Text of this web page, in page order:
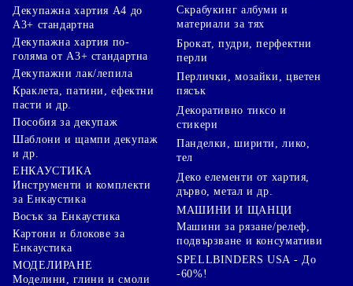
Декупажна хартия А4 до
А3+ стандартна
Декупажна хартия по-
голяма от А3+ стандартна
Декупажни лак/лепила
Краклета, патини, ефектни
пасти и др.
Пособия за декупаж
Шаблони и щампи декупаж
и др.
ЕНКАУСТИКА
Инструменти и комплекти
за Енкаустика
Восък за Енкаустика
Картони и блокове за
Енкаустика
МОДЕЛИРАНЕ
Моделини, глини и смоли
Скрабукинг албуми и
материали за тях
Брокат, пудри, перфектни
перли
Перлички, мозайки, цветен
пясък
Декоративно тиксо и
стикери
Панделки, ширити, лико,
тел
Деко елементи от хартия,
дърво, метал и др.
МАШИНИ И ЩАНЦИ
Машини за рязане/релеф,
подвързване и консумативи
SPELLBINDERS USA - До
-60%!